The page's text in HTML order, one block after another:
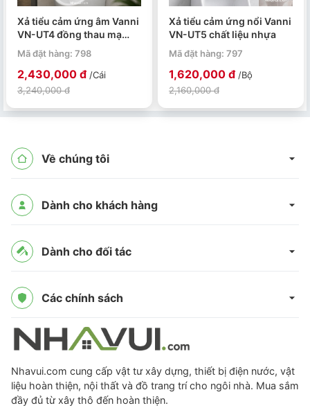
Xả tiểu cảm ứng âm Vanni
VN-UT4 đồng thau mạ
crome
Mã đặt hàng: 798
2,430,000 đ /Cái
3,240,000 đ
Xả tiểu cảm ứng nổi Vanni
VN-UT5 chất liệu nhựa
Mã đặt hàng: 797
1,620,000 đ /Bộ
2,160,000 đ
Về chúng tôi
Dành cho khách hàng
Dành cho đối tác
Các chính sách
Nhavui.com cung cấp vật tư xây dựng, thiết bị điện nước, vật
liệu hoàn thiện, nội thất và đồ trang trí cho ngôi nhà. Mua sắm
đầy đủ từ xây thô đến hoàn thiện.